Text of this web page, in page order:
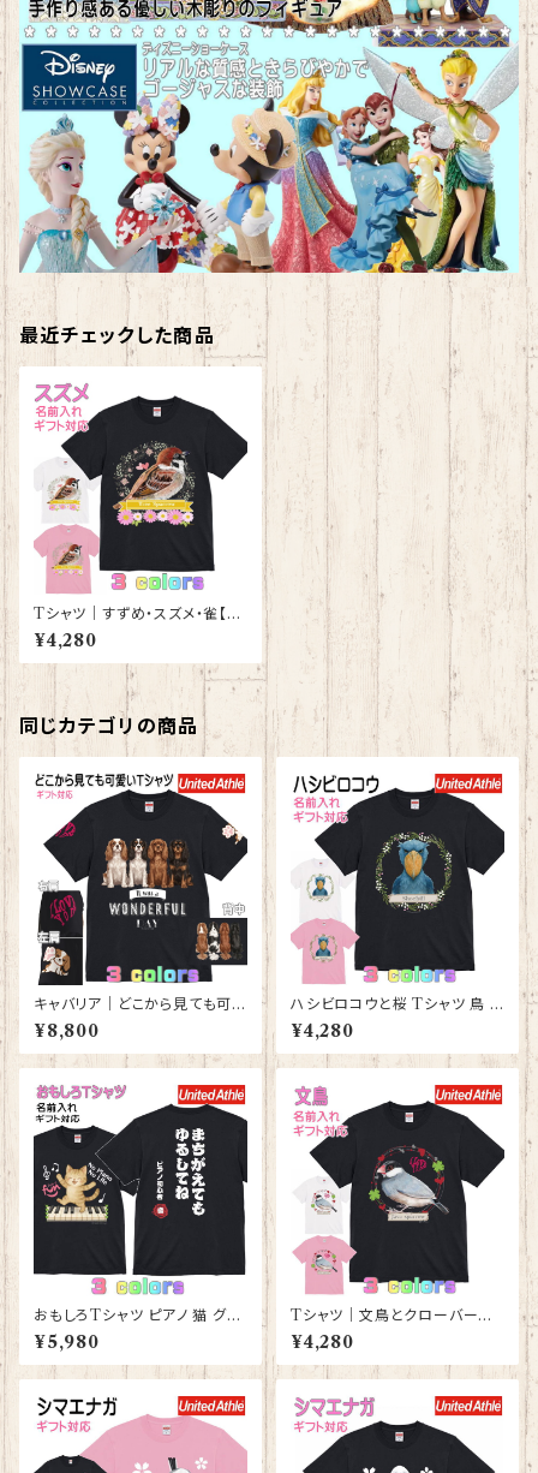
最近チェックした商品
Tシャツ｜すずめ・スズメ・雀【型
番 T-42】レディース メンズ グッ
ズ
¥4,280
同じカテゴリの商品
キャバリア｜どこから見ても可愛
いＴシャツ 背中・両袖にプリント
有 【型番 T-10014】
¥8,800
ハシビロコウと桜 Tシャツ 鳥 グ
ッズ 雑貨 レディース メンズ 【型
番 T-10012】はじびろこう プレ
ゼント ギフト
¥4,280
おもしろTシャツ ピアノ 猫 グッ
ズ 雑貨 レディース メンズ 【型番
T-10013】ストリートピアノ プレ
ゼント ギフト
¥5,980
Tシャツ｜文鳥とクローバーと
ハート【型番 T-152】レディース
メンズ 大きいサイズ グッズ K
YAPIArt きゃぴあーと
¥4,280